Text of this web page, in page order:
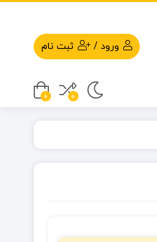
ورود / ثبت نام
0
0